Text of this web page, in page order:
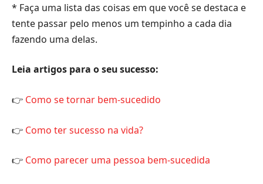
* Faça uma lista das coisas em que você se destaca e
tente passar pelo menos um tempinho a cada dia
fazendo uma delas.
Leia artigos para o seu sucesso:
👉 Como se tornar bem-sucedido
👉 Como ter sucesso na vida?
👉 Como parecer uma pessoa bem-sucedida